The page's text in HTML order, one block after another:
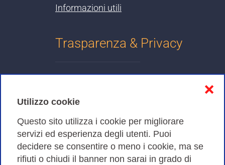
Utilizzo cookie
Questo sito utilizza i cookie per migliorare
servizi ed esperienza degli utenti. Puoi
decidere se consentire o meno i cookie, ma se
rifiuti o chiudi il banner non sarai in grado di
❌
Informazioni utili
Trasparenza & Privacy
Cookies Policy
Amministrazione trasparente
Bandi di Gara